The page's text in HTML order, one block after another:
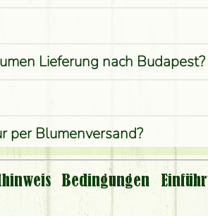
Lieferung nach Budapest?
per Blumenversand?
Bedingungen